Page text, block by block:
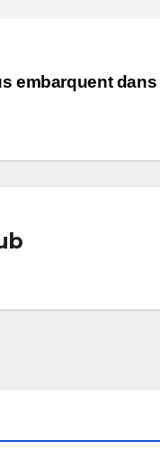
embarquent